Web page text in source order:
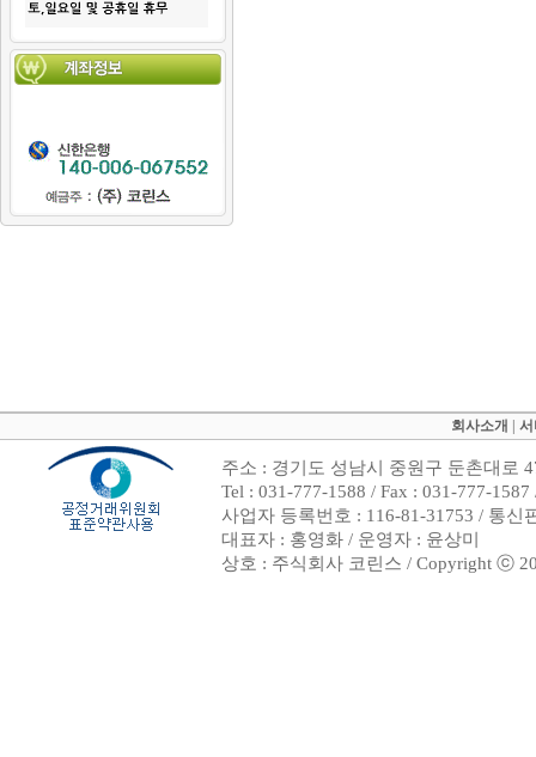
회사소개
주소 : 경기도 성남시 중원구 둔촌대로
Tel : 031-777-1588 / Fax : 031-777-
사업자 등록번호 : 116-81-31753 / 통신
대표자 : 홍영화 / 운영자 : 윤상미
상호 : 주식회사 코린스 / Copyright ⓒ